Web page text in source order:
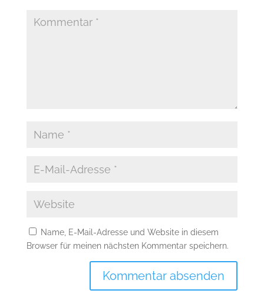
Name, E-Mail-Adresse und Website in diesem
Browser für meinen nächsten Kommentar speichern.